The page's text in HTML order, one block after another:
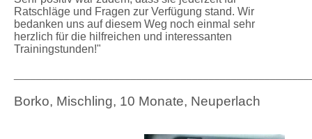
Ratschläge und Fragen zur Verfügung stand. Wir
bedanken uns auf diesem Weg noch einmal sehr
herzlich für die hilfreichen und interessanten
Trainingstunden!"
Borko, Mischling, 10 Monate, Neuperlach